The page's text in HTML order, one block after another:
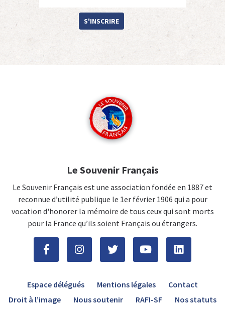
S'INSCRIRE
Le Souvenir Français
Le Souvenir Français est une association fondée en 1887 et
reconnue d’utilité publique le 1er février 1906 qui a pour
vocation d'honorer la mémoire de tous ceux qui sont morts
pour la France qu’ils soient Français ou étrangers.
Espace délégués Mentions légales
Contact
Droit à l’image
Nous soutenir RAFI-SF Nos statuts